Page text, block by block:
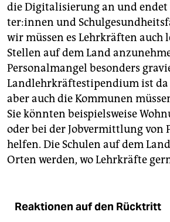
die Digitalisierung an und
te­r:in­nen und
wir müssen es Lehrkräften auch
Stellen auf dem Land
Personalmangel besonders
Landlehrkräftestipendium ist da
aber auch die Kommunen
Sie könnten beispielsweise
oder bei der Jobvermittlung von
helfen. Die Schulen auf dem
Orten werden, wo Lehrkräfte
Reaktionen auf den Rücktritt